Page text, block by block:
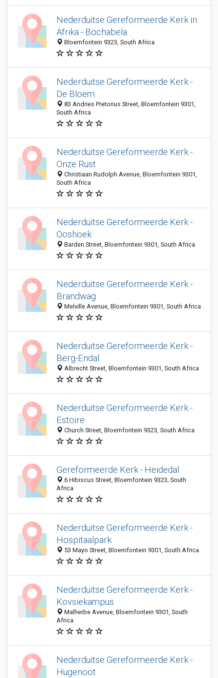
Nederduitse Gereformeerde Kerk in
Afrika - Bochabela
Bloemfontein 9323, South Africa
Nederduitse Gereformeerde Kerk -
De Bloem
83 Andries Pretorius Street, Bloemfontein 9301,
South Africa
Nederduitse Gereformeerde Kerk -
Onze Rust
Christiaan Rudolph Avenue, Bloemfontein 9301,
South Africa
Nederduitse Gereformeerde Kerk -
Ooshoek
Barden Street, Bloemfontein 9301, South Africa
Nederduitse Gereformeerde Kerk -
Brandwag
Melville Avenue, Bloemfontein 9301, South Africa
Nederduitse Gereformeerde Kerk -
Berg-Endal
Albrecht Street, Bloemfontein 9301, South Africa
Nederduitse Gereformeerde Kerk -
Estoire
Church Street, Bloemfontein 9323, South Africa
Gereformeerde Kerk - Heidedal
6 Hibiscus Street, Bloemfontein 9323, South
Africa
Nederduitse Gereformeerde Kerk -
Hospitaalpark
53 Mayo Street, Bloemfontein 9301, South Africa
Nederduitse Gereformeerde Kerk -
Kovsiekampus
Malherbe Avenue, Bloemfontein 9301, South
Africa
Nederduitse Gereformeerde Kerk -
Hugenoot